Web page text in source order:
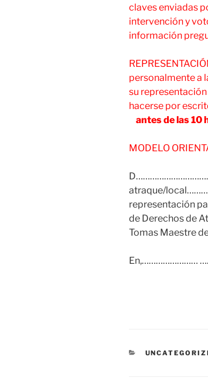
claves enviadas
intervención y
información
personalmente a
su
hacerse por
antes de las 10
MODELO
atraque/
representación
de Derechos de
Tomas Maestre
En,……………………
CATEGORÍAS